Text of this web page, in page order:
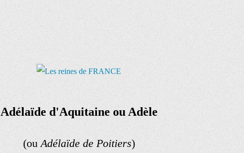
Adélaïde d'Aquitaine ou Adèle
(ou Adélaïde de Poitiers)